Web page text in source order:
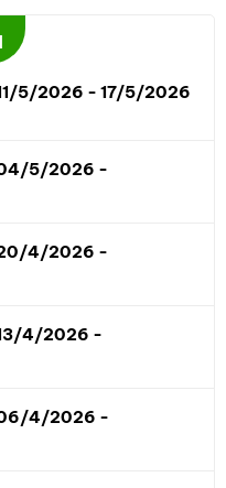
5/2026 - 17/5/2026
04/5/2026 -
20/4/2026 -
4/2026 -
06/4/2026 -